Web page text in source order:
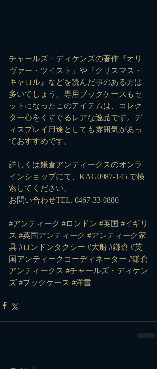
チャールズ・ディケンズの著作『オリ
ヴァー・ツイスト』や『クリスマス・
キャロル』などを読んだ事のある方は
多いでしょう。専用ブックケースもセ
ットになったこのアイテムは、コレク
ター心をくすぐるレアな逸品です。デ
ィスプレイ用途としても雰囲気があっ
ておすすめです。
詳しくは鎌倉アンティークスのオンラ
インショップにて、 KAG0987-145 で検
索してください。
お問い合わせTEL. 0467-33-0880
#アンティーク #ロンドン #英国 #イギリ
ス #英国アンティーク #アンティーク家
具 #ロンドンタクシー #大船 #鎌倉 #英
国アンティークコーディネーター #鎌倉
アンティークス #チャールズ ・ディケン
ズ #ブックケース #洋書